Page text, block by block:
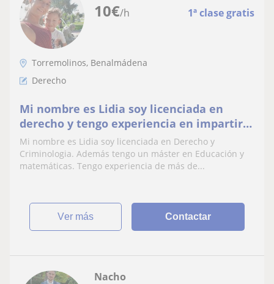
10€/h 1ª clase gratis
Torremolinos, Benalmádena
Derecho
Mi nombre es Lidia soy licenciada en
derecho y tengo experiencia en impartir
clases particulares de todas las materias.
Primaria y secundaria
Mi nombre es Lidia soy licenciada en Derecho y
Criminologia. Además tengo un máster en Educación y
matemáticas. Tengo experiencia de más de...
ver más Contactar
Nacho